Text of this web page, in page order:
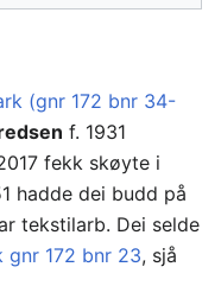
(gnr 172 bnr 34-
f. 1931
fekk skøyte i
hadde dei budd på
tekstilarb. Dei selde
gnr 172 bnr 23, sjå